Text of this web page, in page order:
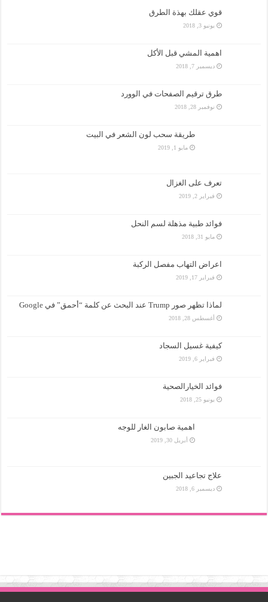
قوي عقلك بهذة الطرق
يونيو 3, 2018
اهمية المشي قبل الأكل
ديسمبر 7, 2018
طرق ترقيم الصفحات في الوورد
نوفمبر 28, 2018
طريقة سحب لون الشعر في البيت
مايو 1, 2019
تعرف على الغزال
فبراير 2, 2019
فوائد طبية مذهلة لسم النحل
مايو 31, 2018
اعراض التهاب مفصل الركبة
فبراير 17, 2019
لماذا تظهر صور Trump عند البحث عن كلمة “أحمق” في Google
أغسطس 28, 2018
كيفية غسيل السجاد
فبراير 6, 2019
فوائد الخيارالصحية
يونيو 25, 2018
اهمية صابون الغار للوجه
أبريل 30, 2019
علاج تجاعيد الجبين
ديسمبر 6, 2018